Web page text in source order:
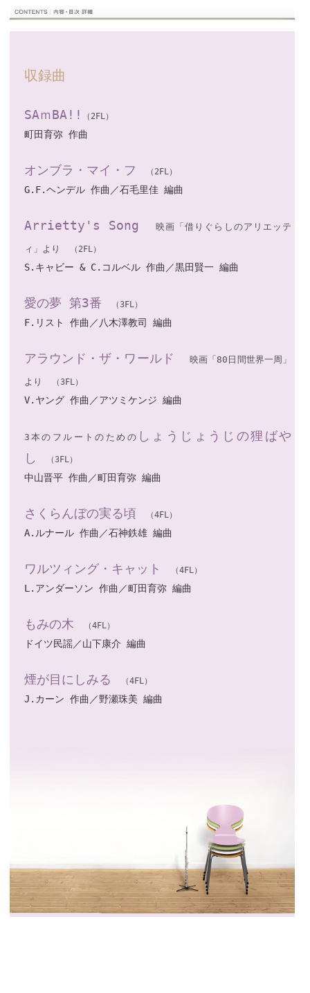
収録曲
SAｍBA!! （2FL）
町田育弥 作曲
オンブラ・マイ・フ （2FL）
G.F.ヘンデル 作曲／石毛里佳 編曲
Arrietty's Song 映画「借りぐらしのアリエッテ
ィ」より （2FL）
S.キャビー & C.コルベル 作曲／黒田賢一 編曲
愛の夢 第3番 （3FL）
F.リスト 作曲／八木澤教司 編曲
アラウンド・ザ・ワールド映画「80日間世界一周」
より （3FL）
V.ヤング 作曲／アツミケンジ 編曲
3本のフルートのための しょうじょうじの狸ばや
し
（3FL）
中山晋平 作曲／町田育弥 編曲
さくらんぼの実る頃 （4FL）
A.ルナール 作曲／石神鉄雄 編曲
ワルツィング・キャット （4FL）
L.アンダーソン 作曲／町田育弥 編曲
もみの木 （4FL）
ドイツ民謡／山下康介 編曲
煙が目にしみる （4FL）
J.カーン 作曲／野瀬珠美 編曲